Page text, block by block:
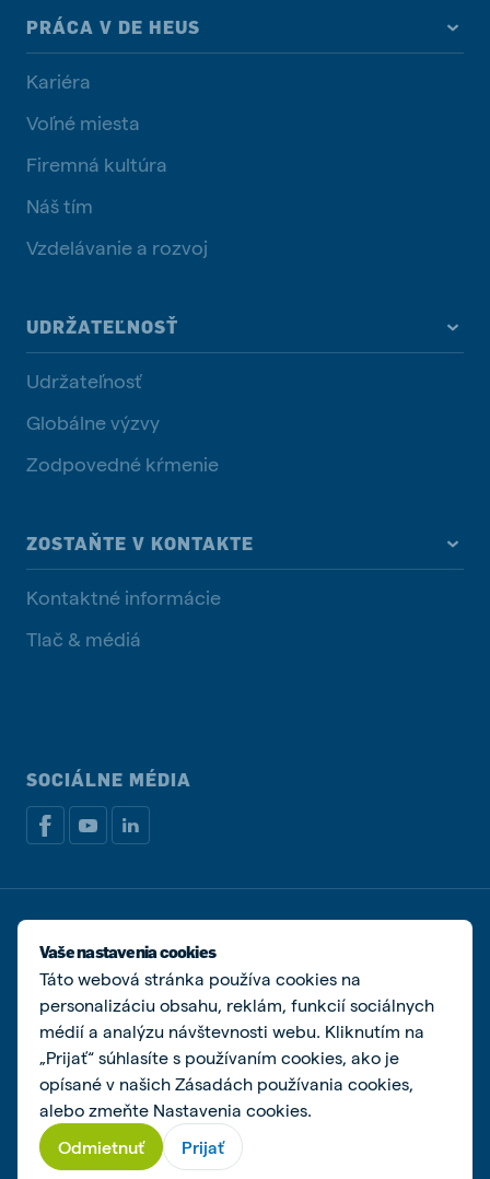
PRÁCA V DE HEUS
Kariéra
Voľné miesta
Firemná kultúra
Náš tím
Vzdelávanie a rozvoj
UDRŽATEĽNOSŤ
Udržateľnosť
Globálne výzvy
Zodpovedné kŕmenie
ZOSTAŇTE V KONTAKTE
Kontaktné informácie
Tlač & médiá
SOCIÁLNE MÉDIA
Zásady používania súborov cookie
Spravovať súbory cookies
© De Heus s.r.o.
Vaše nastavenia cookies
Táto webová stránka používa cookies na
personalizáciu obsahu, reklám, funkcií sociálnych
médií a analýzu návštevnosti webu. Kliknutím na
„Prijať“ súhlasíte s používaním cookies, ako je
opísané v našich Zásadách používania cookies,
alebo zmeňte Nastavenia cookies.
Odmietnuť
Prijať